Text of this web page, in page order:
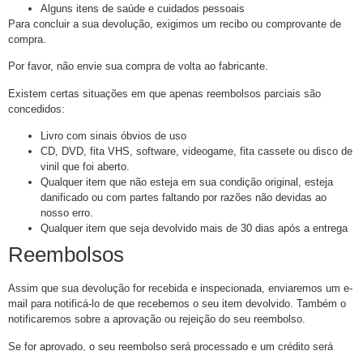
Alguns itens de saúde e cuidados pessoais
Para concluir a sua devolução, exigimos um recibo ou comprovante de
compra.
Por favor, não envie sua compra de volta ao fabricante.
Existem certas situações em que apenas reembolsos parciais são
concedidos:
Livro com sinais óbvios de uso
CD, DVD, fita VHS, software, videogame, fita cassete ou disco de
vinil que foi aberto.
Qualquer item que não esteja em sua condição original, esteja
danificado ou com partes faltando por razões não devidas ao
nosso erro.
Qualquer item que seja devolvido mais de 30 dias após a entrega
Reembolsos
Assim que sua devolução for recebida e inspecionada, enviaremos um e-
mail para notificá-lo de que recebemos o seu item devolvido. Também o
notificaremos sobre a aprovação ou rejeição do seu reembolso.
Se for aprovado, o seu reembolso será processado e um crédito será